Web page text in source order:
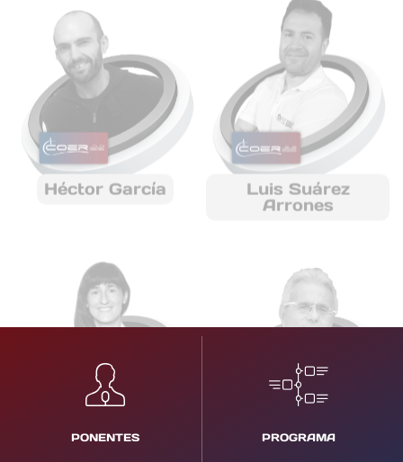
Héctor García Luis Suárez
Arrones
Blanca Romero Ramón Cugar
PONENTES PROGRAMA